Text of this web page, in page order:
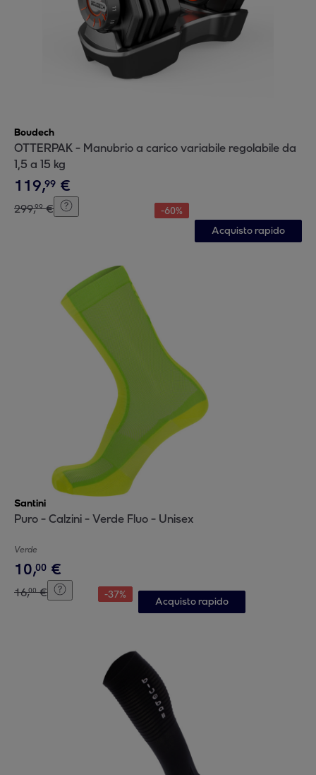
Boudech
OTTERPAK - Manubrio a carico variabile regolabile da
1,5 a 15 kg
119,99 €
299,99 € -60%
Acquisto rapido
Santini
Puro - Calzini - Verde Fluo - Unisex
Verde
10,00 €
16,00 € -37%
Acquisto rapido